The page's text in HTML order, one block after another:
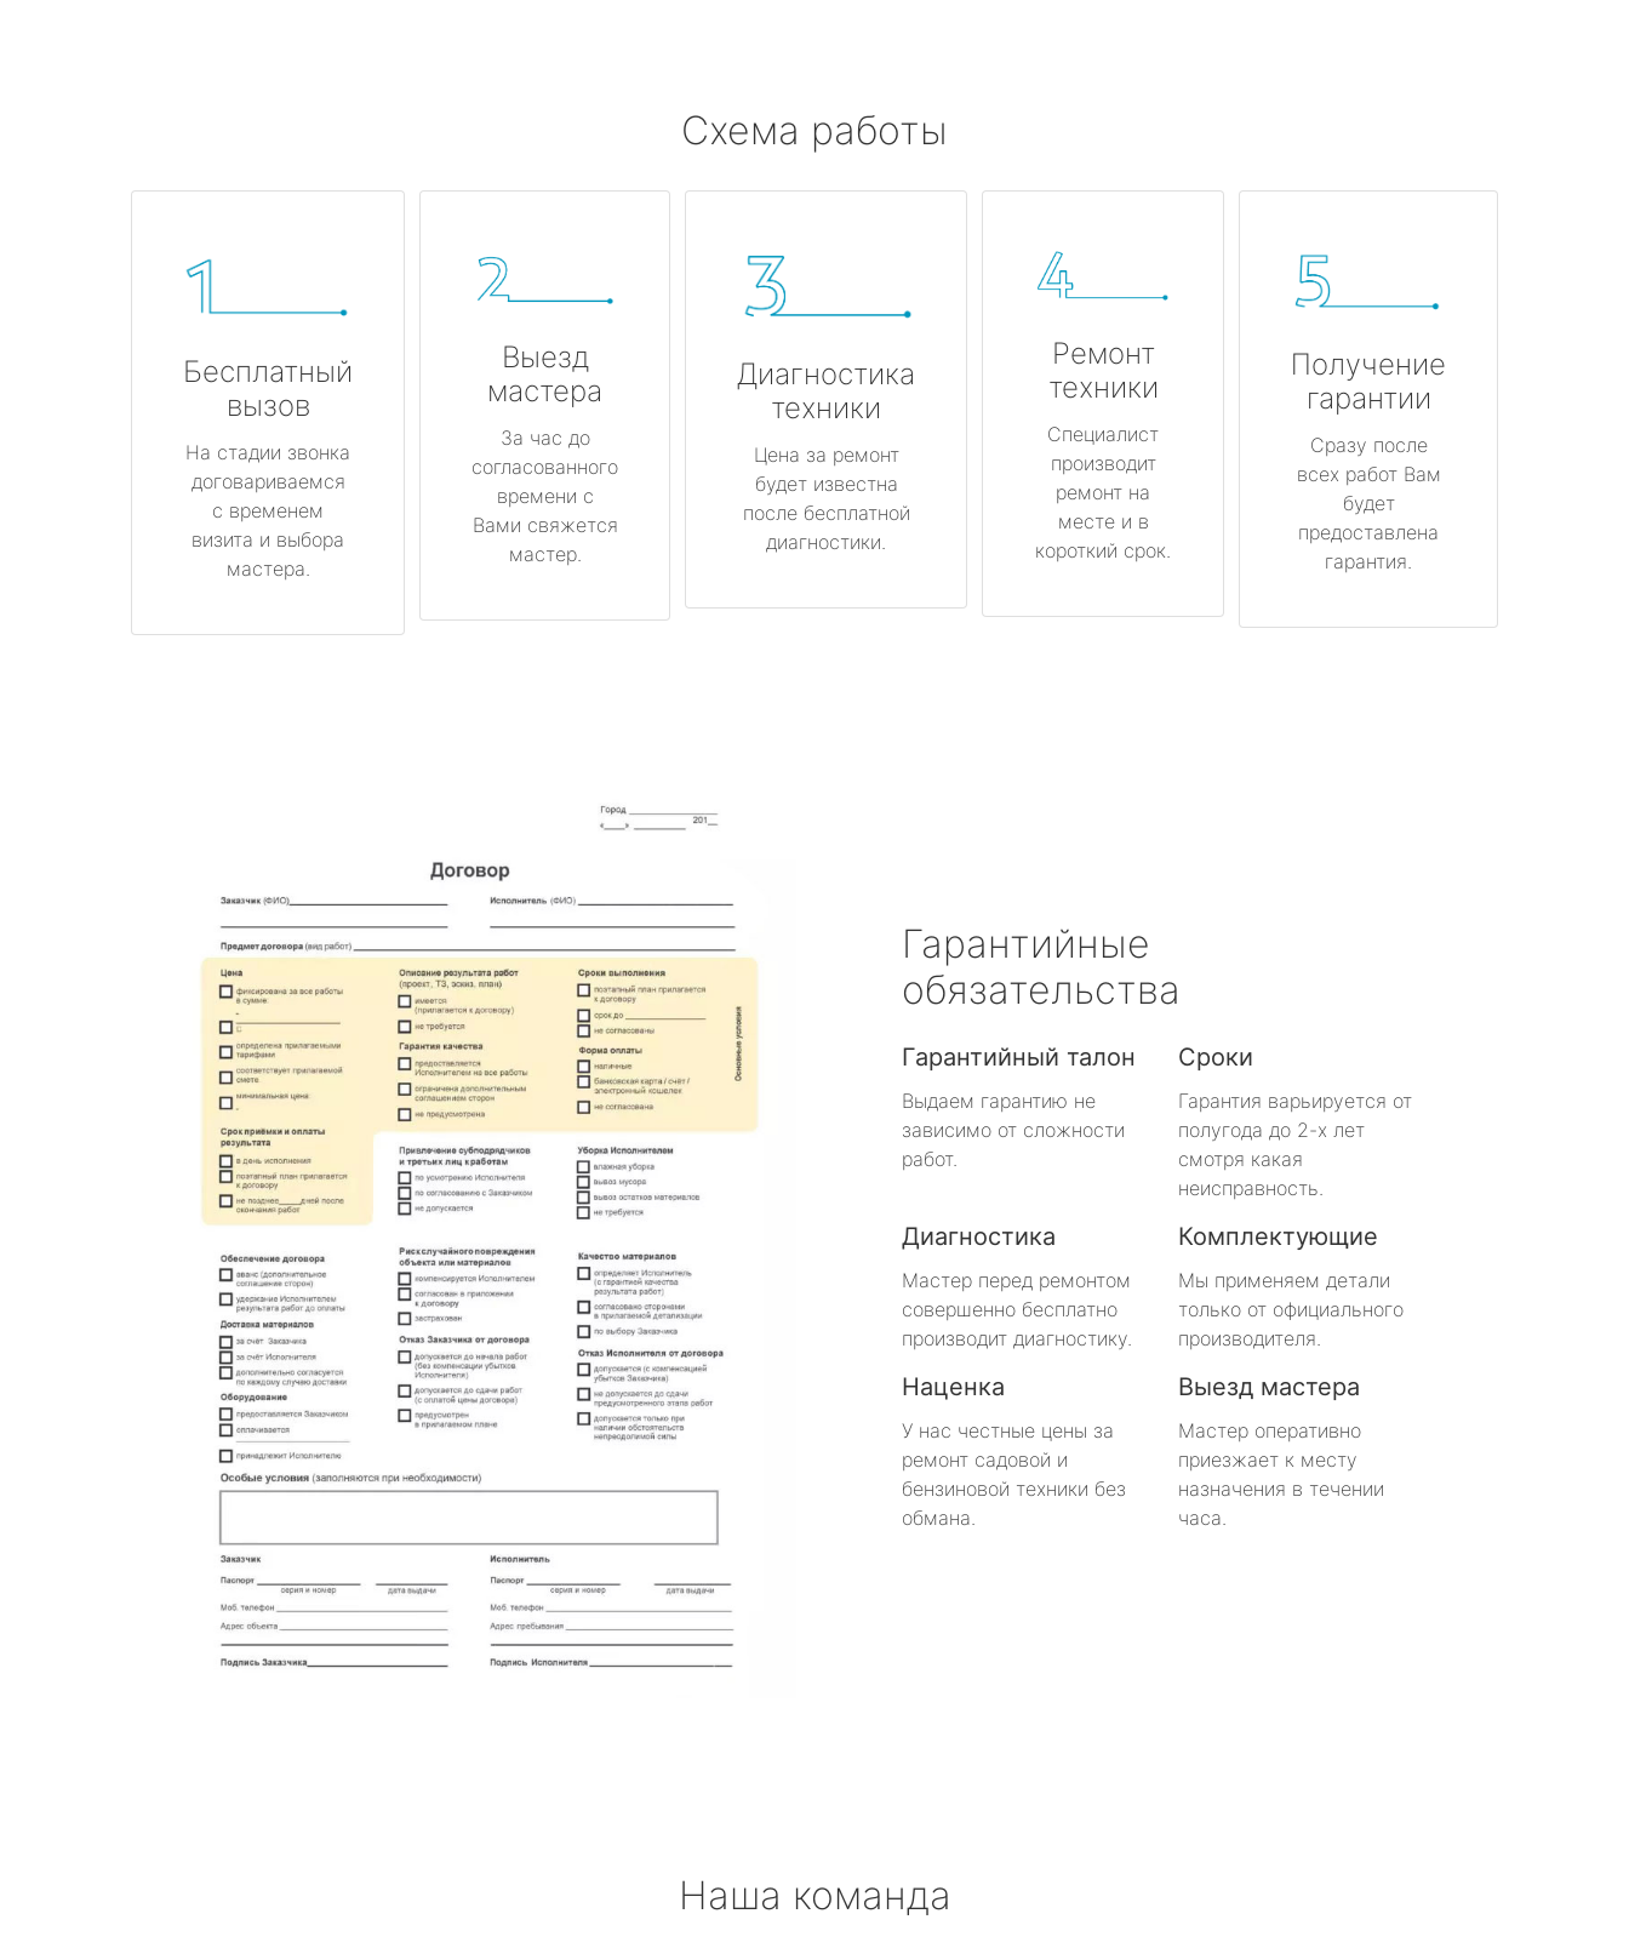
Схема работы
Бесплатный
вызов
На стадии звонка
договариваемся
с временем
визита и выбора
мастера.
Выезд
мастера
За час до
согласованного
времени с
Вами свяжется
мастер.
Диагностика
техники
Цена за ремонт
будет известна
после бесплатной
диагностики.
Ремонт
техники
Специалист
производит
ремонт на
месте и в
короткий срок.
Получение
гарантии
Сразу после
всех работ Вам
будет
предоставлена
гарантия.
Гарантийные
обязательства
Гарантийный талон
Выдаем гарантию не
зависимо от сложности
работ.
Сроки
Гарантия варьируется от
полугода до 2-х лет
смотря какая
неисправность.
Диагностика
Мастер перед ремонтом
совершенно бесплатно
производит диагностику.
Комплектующие
Мы применяем детали
только от официального
производителя.
Наценка
У нас честные цены за
ремонт садовой и
бензиновой техники без
обмана.
Выезд мастера
Мастер оперативно
приезжает к месту
назначения в течении
часа.
Наша команда